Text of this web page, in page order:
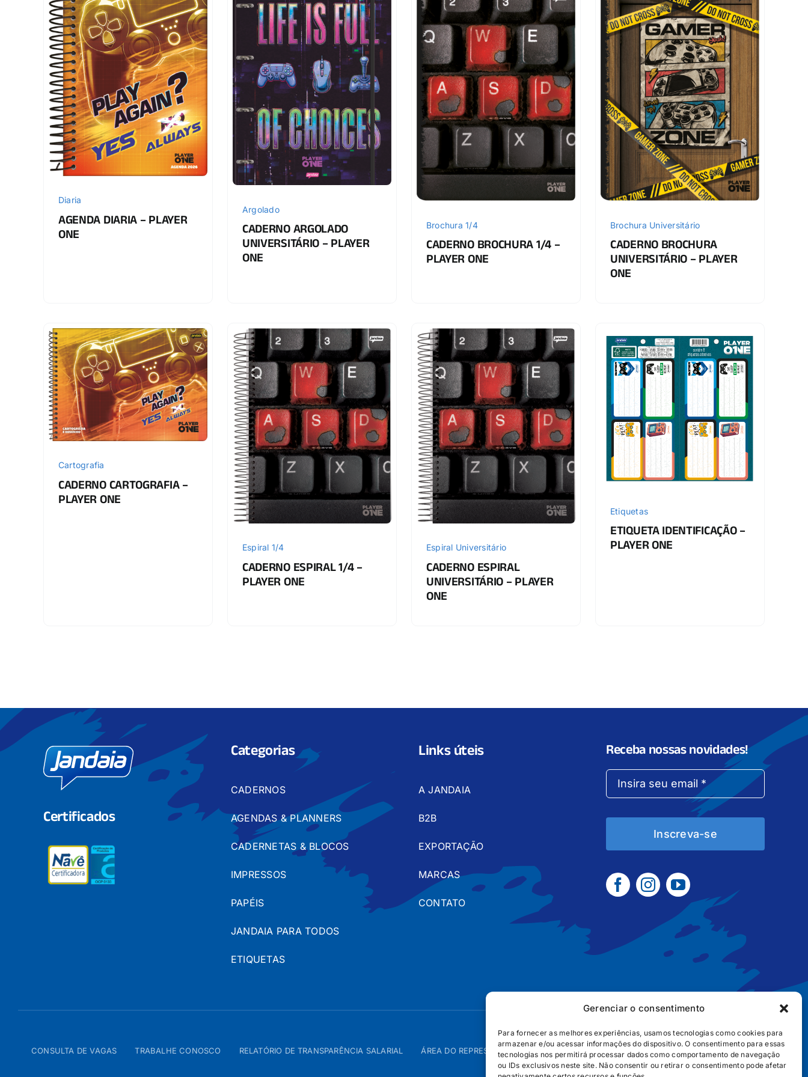
Gerenciar o consentimento
Para fornecer as melhores experiências, usamos tecnologias como cookies para
armazenar e/ou acessar informações do dispositivo. O consentimento para essas
tecnologias nos permitirá processar dados como comportamento de navegação
ou IDs exclusivos neste site. Não consentir ou retirar o consentimento pode afetar
Diaria
AGENDA DIARIA – PLAYER
ONE
Argolado
CADERNO ARGOLADO
UNIVERSITÁRIO – PLAYER
ONE
Brochura 1/4
CADERNO BROCHURA 1/4 –
PLAYER ONE
Brochura Universitário
CADERNO BROCHURA
UNIVERSITÁRIO – PLAYER
ONE
Cartografia
CADERNO CARTOGRAFIA –
PLAYER ONE
Espiral 1/4
CADERNO ESPIRAL 1/4 –
PLAYER ONE
Espiral Universitário
CADERNO ESPIRAL
UNIVERSITÁRIO – PLAYER
ONE
Etiquetas
ETIQUETA IDENTIFICAÇÃO –
PLAYER ONE
Certificados
Categorias
CADERNOS
AGENDAS & PLANNERS
CADERNETAS & BLOCOS
IMPRESSOS
PAPÉIS
JANDAIA PARA TODOS
ETIQUETAS
Links úteis
A JANDAIA
B2B
EXPORTAÇÃO
MARCAS
CONTATO
Receba nossas novidades!
Inscreva-se
CONSULTA DE VAGAS TRABALHE CONOSCO RELATÓRIO DE TRANSPARÊNCIA SALARIAL ÁREA DO REPRESENTANTE – B2B POLÍTICA DE COOKIES POLÍTICA DE PRIVACIDADE